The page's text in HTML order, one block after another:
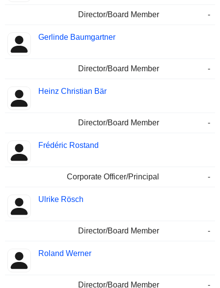
Director/Board Member -
Gerlinde Baumgartner
Director/Board Member -
Heinz Christian Bär
Director/Board Member -
Frédéric Rostand
Corporate Officer/Principal -
Ulrike Rösch
Director/Board Member -
Roland Werner
Director/Board Member -